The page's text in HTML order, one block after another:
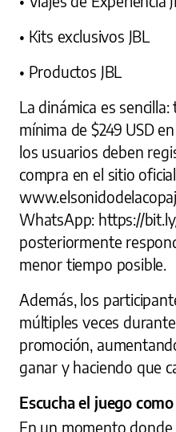
• Kits exclusivos JBL
• Productos JBL
La dinámica es
mínima de $249 USD
los usuarios deben
compra en el sitio oficial
WhatsApp: https://
posteriormente
menor tiempo posible.
Además, los
múltiples veces
promoción,
ganar y haciendo que
Escucha el juego
En un momento donde